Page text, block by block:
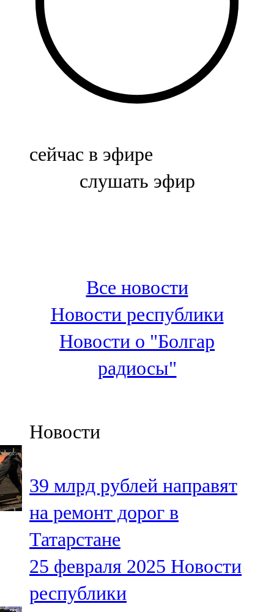
104,9 FM
Баулы
107,5 FM
Биләр
Болгар
100,3 FM
Зәй
106,6 FM
Кадыбаш
105,2 FM
91,5 FM
106,1 FM
Кама тамагы
71,51 FM
Кукмара
107,9 FM
сейчас в эфире
слушать эфир
Все новости
Новости республики
Новости о "Болгар
радиосы"
Новости
39 млрд рублей направят
на ремонт дорог в
Татарстане
25 февраля 2025 Новости
республики